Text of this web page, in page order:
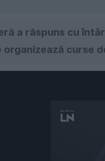
a răspuns cu
organizează curse